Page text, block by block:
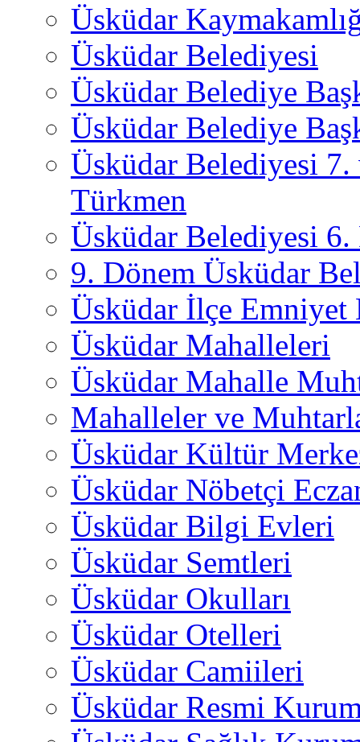
Üsküdar
Üsküdar Belediyesi
Üsküdar Belediye
Üsküdar Belediye
Üsküdar Belediyesi
Türkmen
Üsküdar Belediyesi 6.
9. Dönem Üsküdar
Üsküdar İlçe
Üsküdar Mahalleleri
Üsküdar Mahalle
Mahalleler ve
Üsküdar Kültür
Üsküdar Nöbetçi
Üsküdar Bilgi Evleri
Üsküdar Semtleri
Üsküdar Okulları
Üsküdar Otelleri
Üsküdar Camiileri
Üsküdar Resmi